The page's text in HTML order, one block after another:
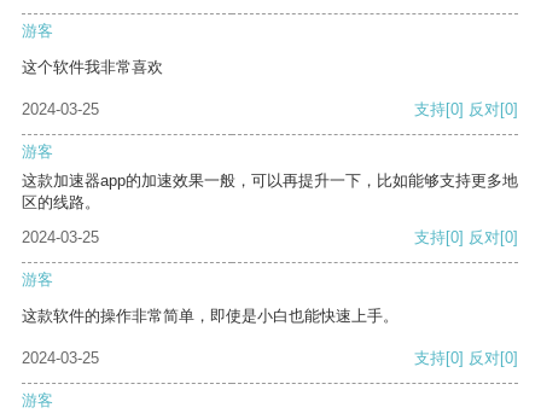
游客
这个软件我非常喜欢
2024-03-25 支持[0] 反对[0]
游客
这款加速器app的加速效果一般，可以再提升一下，比如能够支持更多地
区的线路。
2024-03-25
支持[0] 反对[0]
游客
这款软件的操作非常简单，即使是小白也能快速上手。
2024-03-25 支持[0] 反对[0]
游客